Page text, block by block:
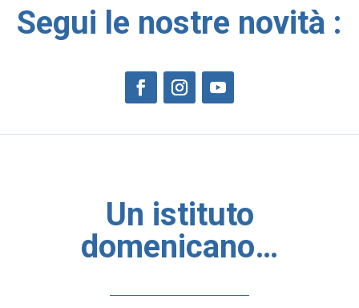
Segui le nostre novità :
Un istituto
domenicano…